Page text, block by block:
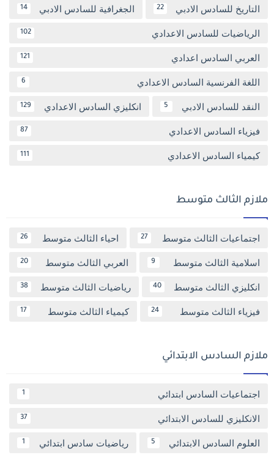
التاريخ للسادس الادبي 22 الجغرافية للسادس الادبي 14
الرياضيات للسادس الاعدادي 102
العربي السادس اعدادي 121
اللغة الفرنسية السادس الاعدادي 6
النقد للسادس الادبي 5 انكليزي السادس الاعدادي 129
فيزياء السادس الاعدادي 87
كيمياء السادس الاعدادي 111
ملازم الثالث متوسط
اجتماعيات الثالث متوسط 27 احياء الثالث متوسط 26
اسلامية الثالث متوسط 9 العربي الثالث متوسط 20
انكليزي الثالث متوسط 40 رياضيات الثالث متوسط 38
فيزياء الثالث متوسط 24 كيمياء الثالث متوسط 17
ملازم السادس الابتدائي
اجتماعيات السادس ابتدائي 1
الانكليزي للسادس الابتدائي 37
العلوم السادس الابتدائي 5 رياضيات سادس ابتدائي 1